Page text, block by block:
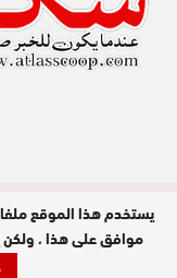
مدير النشر : عبد الله عزي /
محفوظة © 2026
تصميم
يستخدم هذا الموقع
موافق على هذا ،